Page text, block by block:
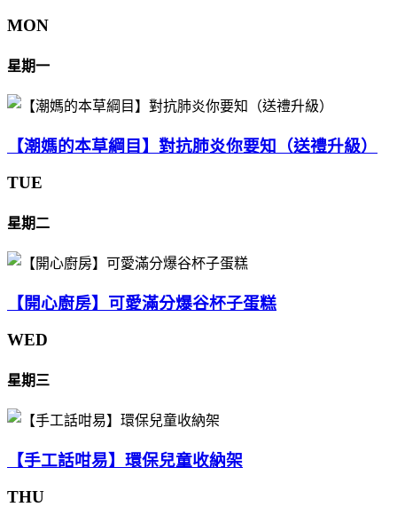
MON
星期一
【潮媽的本草綱目】對抗肺炎你要知（送禮升級）
TUE
星期二
【開心廚房】可愛滿分爆谷杯子蛋糕
WED
星期三
【手工話咁易】環保兒童收納架
THU